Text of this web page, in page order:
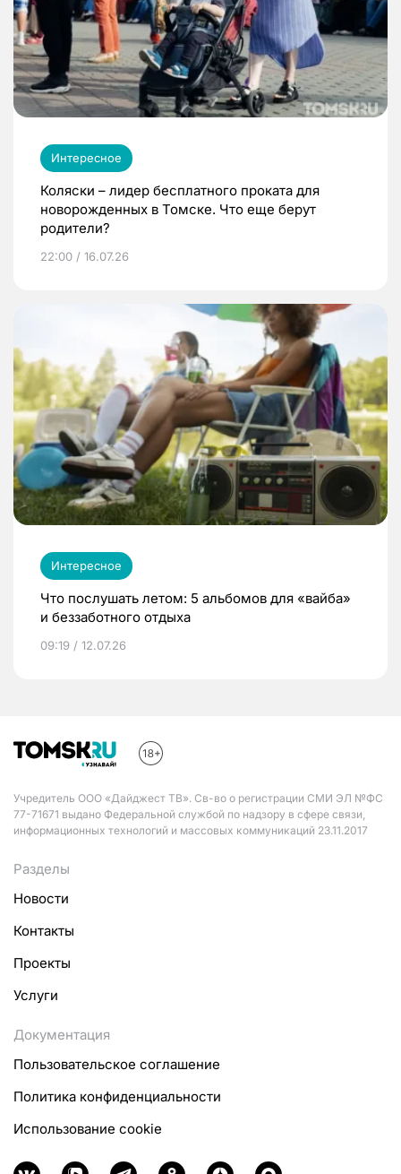
Интересное
Коляски – лидер бесплатного проката для
новорожденных в Томске. Что еще берут
родители?
22:00 / 16.07.26
Интересное
Что послушать летом: 5 альбомов для «вайба»
и беззаботного отдыха
09:19 / 12.07.26
Учредитель ООО «Дайджест ТВ». Св-во о регистрации СМИ ЭЛ №ФС
77-71671 выдано Федеральной службой по надзору в сфере связи,
информационных технологий и массовых коммуникаций 23.11.2017
Разделы
Новости
Контакты
Проекты
Услуги
Документация
Пользовательское соглашение
Политика конфиденциальности
Использование cookie